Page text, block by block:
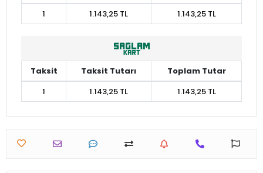
1 1.143,25 TL 1.143,25 TL
Taksit Taksit Tutarı
Toplam Tutar
1
1.143,25 TL 1.143,25 TL